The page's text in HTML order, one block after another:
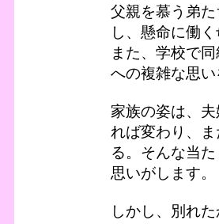
父親を慕う弟
し、懸命に働
また、学校で
への複雑な思
家族の姿は、
れば変わり、
る。そんな当
思いがします。
しかし、別れ